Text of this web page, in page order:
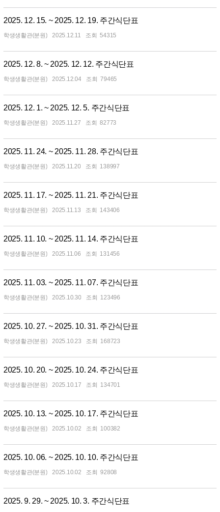
2025. 12. 15. ~ 2025. 12. 19. 주간식단표
학생생활관(분원) 2025.12.11 54315
2025. 12. 8. ~ 2025. 12. 12. 주간식단표
학생생활관(분원) 2025.12.04 79465
2025. 12. 1. ~ 2025. 12. 5. 주간식단표
학생생활관(분원) 2025.11.27 82773
2025. 11. 24. ~ 2025. 11. 28. 주간식단표
학생생활관(분원) 2025.11.20 138997
2025. 11. 17. ~ 2025. 11. 21. 주간식단표
학생생활관(분원) 2025.11.13 143406
2025. 11. 10. ~ 2025. 11. 14. 주간식단표
학생생활관(분원) 2025.11.06 131456
2025. 11. 03. ~ 2025. 11. 07. 주간식단표
학생생활관(분원) 2025.10.30 123496
2025. 10. 27. ~ 2025. 10. 31. 주간식단표
학생생활관(분원) 2025.10.23 168723
2025. 10. 20. ~ 2025. 10. 24. 주간식단표
학생생활관(분원) 2025.10.17 134701
2025. 10. 13. ~ 2025. 10. 17. 주간식단표
학생생활관(분원) 2025.10.02 100382
2025. 10. 06. ~ 2025. 10. 10. 주간식단표
학생생활관(분원) 2025.10.02 92808
2025. 9. 29. ~ 2025. 10. 3. 주간식단표